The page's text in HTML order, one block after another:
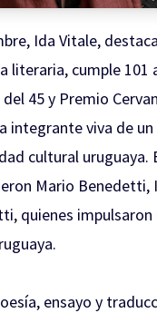
Ida Vitale,
literaria, cumple 101
45 y Premio
integrante viva de
cultural uruguaya.
Mario Benedetti,
quienes impulsaron
ensayo y